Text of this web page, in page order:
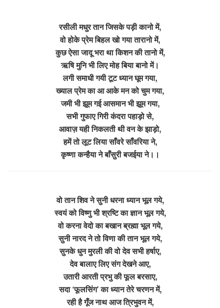
रसीली मधुर तान जिसके पड़ी कानो में,
वो होके प्रेम बिहल खो गया तारानो में,
कुछ ऐसा जादू भरा था किशन की तानो में,
ऋषि मुनि भी लिए मोह बिया बानो में।
लगी समाधी गयी टूट ध्यान घूम गया,
ख्याल प्रेम का आ आके मन को चुम गया,
जमी भी झूम गई आसमान भी झूम गया,
सभी गुफाए गिरी कंदरा पहाड़ो से,
आवाज़ यही निकलती थी वन के झाड़ो,
हमें तो लूट लिया साँवरे साँवरिया ने,
कृष्णा कन्हैया ने बाँसुरी बजईया ने।।
वो तान शिव ने सुनी धरना ध्यान भूल गये,
स्वयं को विष्णु भी श्रष्टि का ज्ञान भूल गये,
वो करना वेदो का बखान ब्रह्मा भूल गये,
सुनी नारद ने तो विणा की तान भूल गये,
सुनके धुन मुरली की वो देव सभी हर्षाए,
देव बालाए लिए संग देखने आए,
उतारी आरती प्रभु की फूल बरसाए,
सदा ‘फूलसिंग’ का ध्यान तेरे चरणन में,
रही है गूँज नाथ आज त्रिभुवन में,